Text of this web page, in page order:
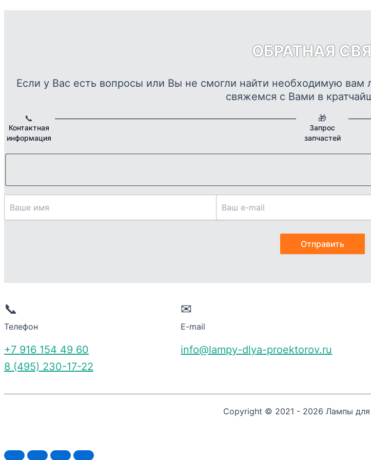
ОБРАТНАЯ
Если у Вас есть вопросы или Вы не смогли найти необходимую
свяжемся с Вами в
📞
Контактная
информация
🎁
Запрос
запчастей
📞
Телефон
+7 916 154 49 60
8 (495) 230-17-22
✉
E-mail
info@lampy-dlya-proektorov.ru
Copyright © 2021 - 2026 Лампы для